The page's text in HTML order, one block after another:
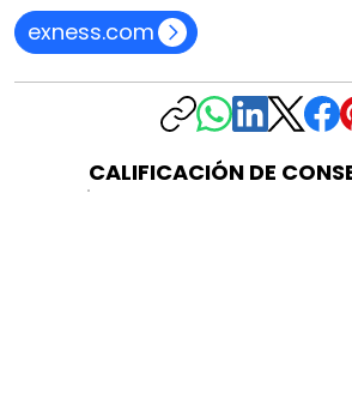
exness.com
CALIFICACIÓN DE